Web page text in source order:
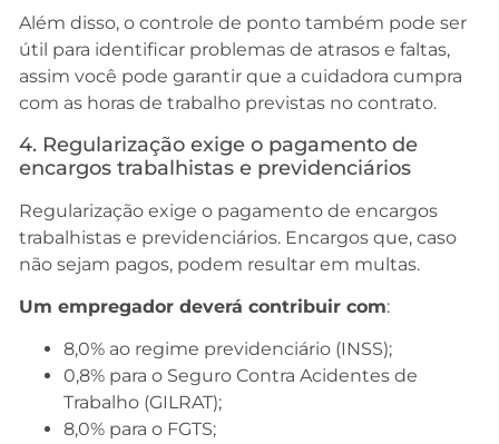
Além disso, o controle de ponto também pode ser
útil para identificar problemas de atrasos e faltas,
assim você pode garantir que a cuidadora cumpra
com as horas de trabalho previstas no contrato.
4. Regularização exige o pagamento de
encargos trabalhistas e previdenciários
Regularização exige o pagamento de encargos
trabalhistas e previdenciários. Encargos que, caso
não sejam pagos, podem resultar em multas.
Um empregador deverá contribuir com:
8,0% ao regime previdenciário (INSS);
0,8% para o Seguro Contra Acidentes de
Trabalho (GILRAT);
8,0% para o FGTS;